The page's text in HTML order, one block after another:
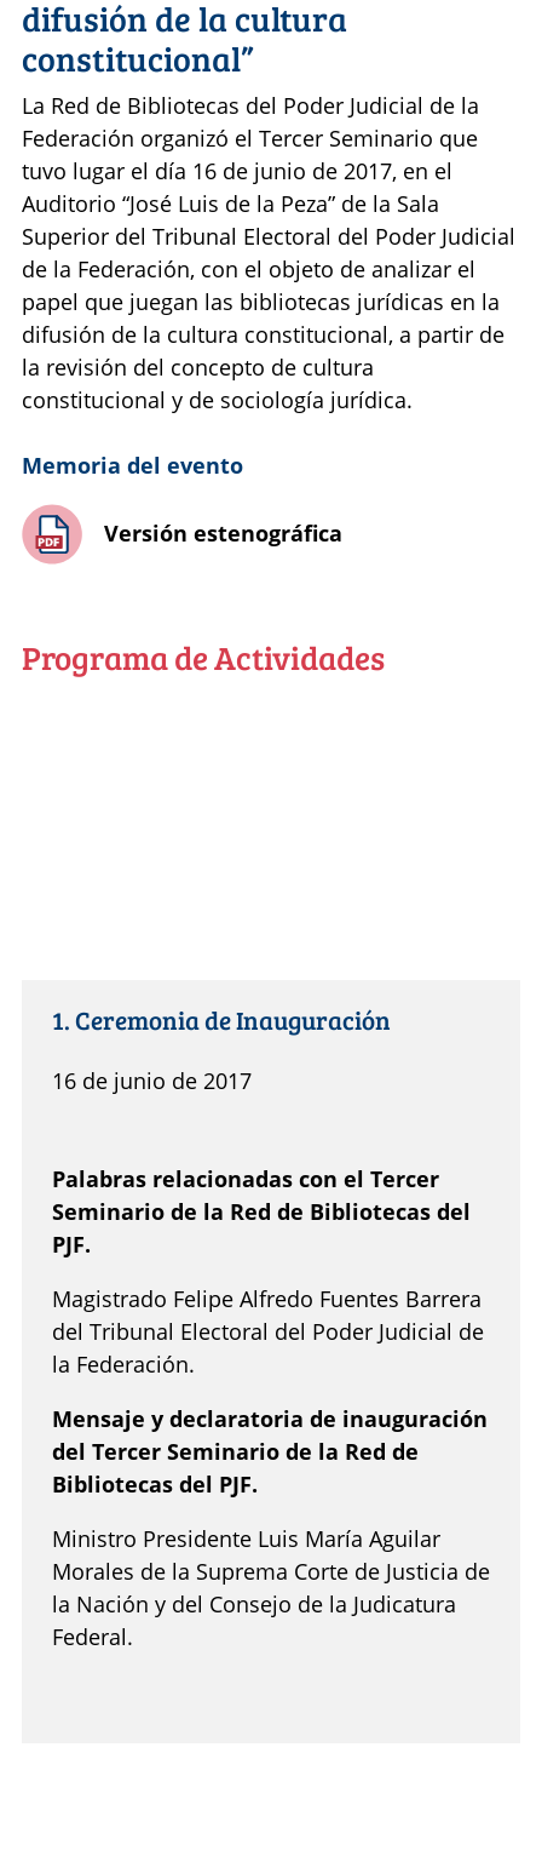
difusión de la cultura
constitucional”
La Red de Bibliotecas del Poder Judicial de la
Federación organizó el Tercer Seminario que
tuvo lugar el día 16 de junio de 2017, en el
Auditorio “José Luis de la Peza” de la Sala
Superior del Tribunal Electoral del Poder Judicial
de la Federación, con el objeto de analizar el
papel que juegan las bibliotecas jurídicas en la
difusión de la cultura constitucional, a partir de
la revisión del concepto de cultura
constitucional y de sociología jurídica.
Memoria del evento
Versión estenográfica
Programa de Actividades
1. Ceremonia de Inauguración
16 de junio de 2017
Palabras relacionadas con el Tercer
Seminario de la Red de Bibliotecas del
PJF.
Magistrado Felipe Alfredo Fuentes Barrera
del Tribunal Electoral del Poder Judicial de
la Federación.
Mensaje y declaratoria de inauguración
del Tercer Seminario de la Red de
Bibliotecas del PJF.
Ministro Presidente Luis María Aguilar
Morales de la Suprema Corte de Justicia de
la Nación y del Consejo de la Judicatura
Federal.